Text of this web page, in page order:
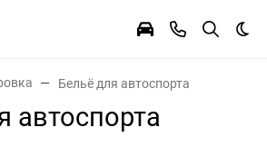
Бельё для автоспорта
автоспорта